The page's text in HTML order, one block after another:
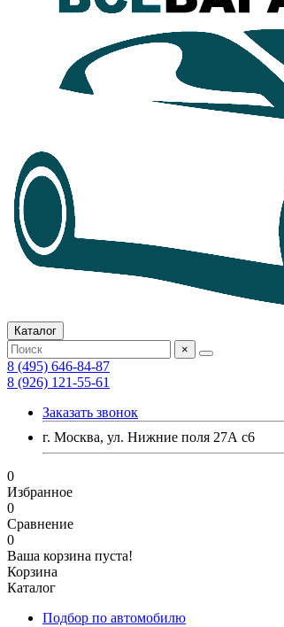
Каталог
×
8 (495) 646-84-87
8 (926) 121-55-61
Заказать звонок
г. Москва, ул. Нижние поля 27А с6
0
Избранное
0
Сравнение
0
Ваша корзина пуста!
Корзина
Каталог
Подбор по автомобилю